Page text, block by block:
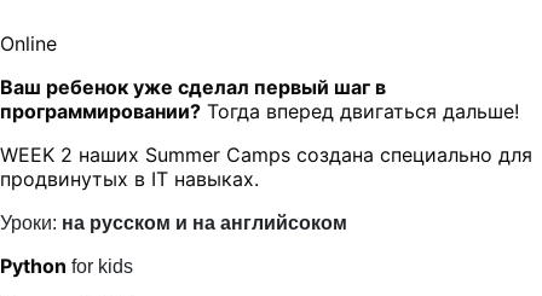
Online
Ваш ребенок уже сделал первый шаг в
программировании? Тогда вперед двигаться дальше!
WEEK 2 наших Summer Camps создана специально для
продвинутых в IT навыках.
Уроки: на русском и на английсоком
Python for kids